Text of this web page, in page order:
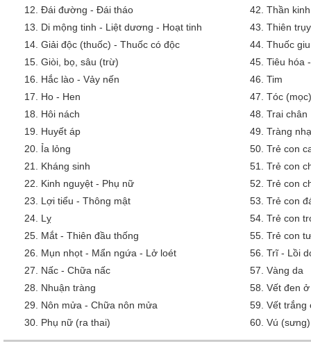
12. Đái đường - Đái tháo
13. Di mộng tinh - Liệt dương - Hoạt tinh
14. Giải độc (thuốc) - Thuốc có độc
15. Giòi, bọ, sâu (trừ)
16. Hắc lào - Vảy nến
17. Ho - Hen
18. Hôi nách
19. Huyết áp
20. Ỉa lỏng
21. Kháng sinh
22. Kinh nguyệt - Phụ nữ
23. Lợi tiểu - Thông mật
24. Lỵ
25. Mắt - Thiên đầu thống
26. Mụn nhọt - Mẩn ngứa - Lở loét
27. Nấc - Chữa nấc
28. Nhuận tràng
29. Nôn mửa - Chữa nôn mửa
30. Phụ nữ (ra thai)
42. Thần
43. Thiên trụy
44. Thuốc
45. Tiêu hóa
46. Tim
47. Tóc
48. Trai chân
49. Tràng
50. Trẻ con
51. Trẻ con
52. Trẻ con
53. Trẻ con
54. Trẻ con
55. Trẻ con
56. Trĩ - Lồi
57. Vàng da
58. Vết đen
59. Vết trắng
60. Vú